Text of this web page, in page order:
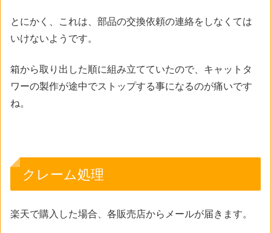
とにかく、これは、部品の交換依頼の連絡をしなくては
いけないようです。
箱から取り出した順に組み立てていたので、キャットタ
ワーの製作が途中でストップする事になるのが痛いです
ね。
クレーム処理
楽天で購入した場合、各販売店からメールが届きます。